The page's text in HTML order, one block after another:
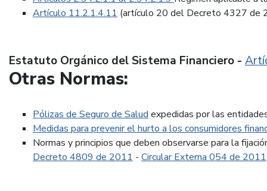
Artículo 11.2.1.4.11 (artículo 20 del Decreto 4327 de
Estatuto Orgánico del Sistema Financiero -
Otras Normas:
Pólizas de Seguro de Salud expedidas por las
Medidas para prevenir el hurto a los consumidores
Normas y principios que deben observarse para la
Decreto 4809 de 2011 - Circular Externa 054 de 2011